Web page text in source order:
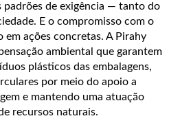
padrões de exigência — tanto do
E o compromisso com o
ações concretas. A Pirahy
ambiental que garantem
plásticos das embalagens,
por meio do apoio a
e mantendo uma atuação
recursos naturais.